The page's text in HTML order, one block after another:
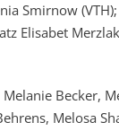
Smirnow
Elisabet
Becker,
Melosa